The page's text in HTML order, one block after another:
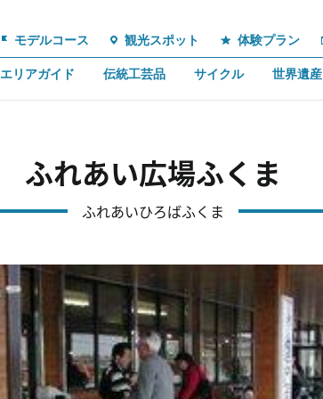
モデルコース 観光スポット 体験プラン
エリアガイド 伝統工芸品 サイクル 世界遺産
ふれあい広場ふくま
ふれあいひろばふくま